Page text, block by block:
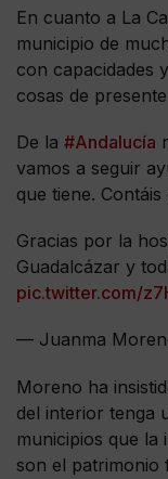
En cuanto a La
municipio de
con capacidades
cosas de
De la #Andalucía
vamos a seguir
que tiene.
Gracias por la
Guadalcázar y
pic.twitter.com/
— Juanma
Moreno ha
del interior tenga
municipios que la
son el patrimonio